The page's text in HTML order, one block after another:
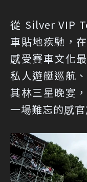
從 Silver VIP
車貼地疾馳，
感受賽車文化
私人遊艇巡航
其林三星晚宴
一場難忘的感官